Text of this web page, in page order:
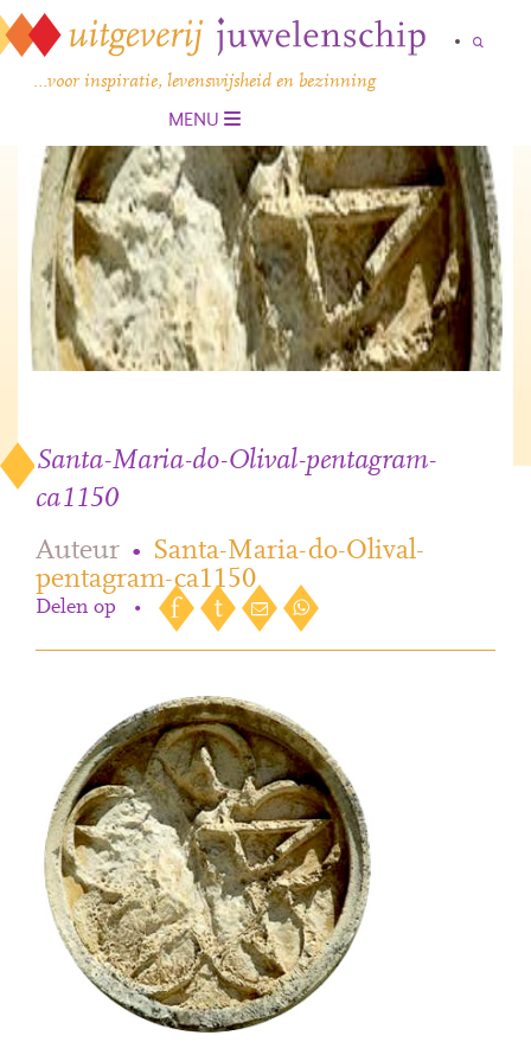
…voor inspiratie, levenswijsheid en bezinning
MENU
Santa-Maria-do-Olival-pentagram-
ca1150
Auteur • Santa-Maria-do-Olival-
pentagram-ca1150
Delen op •